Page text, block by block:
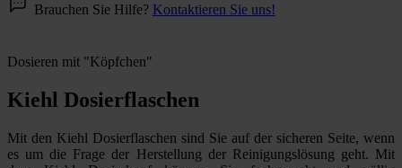
Brauchen Sie Hilfe? Kontaktieren Sie uns!
Dosieren mit "Köpfchen"
Kiehl Dosierflaschen
Mit den Kiehl Dosierflaschen sind Sie auf der sicheren Seite, wenn
es um die Frage der Herstellung der Reinigungslösung geht. Mit